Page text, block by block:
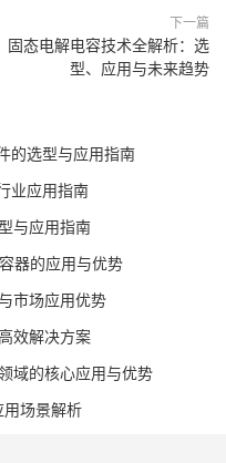
下一篇
固态电解电容技术全解析：选
型、应用与未来趋势
的选型与应用指南
业应用指南
与应用指南
器的应用与优势
市场应用优势
效解决方案
域的核心应用与优势
场景解析